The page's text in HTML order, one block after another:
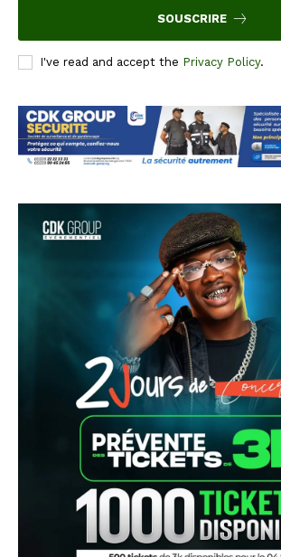
SOUSCRIRE
I've read and accept the Privacy Policy.